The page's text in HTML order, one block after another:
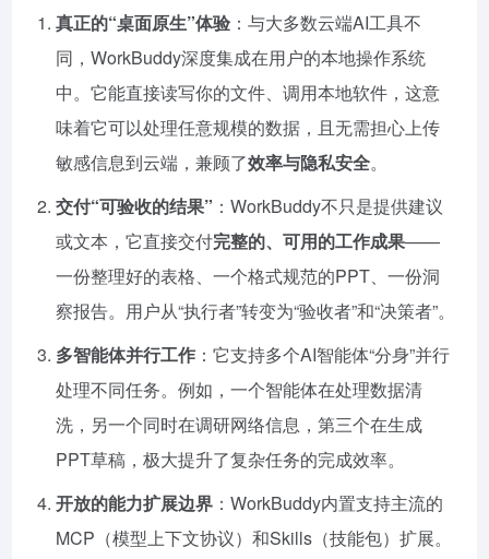
真正的“桌面原生”体验 ：与大多数云端AI工具不
同，WorkBuddy深度集成在用户的本地操作系统
中。它能直接读写你的文件、调用本地软件，这意
味着它可以处理任意规模的数据，且无需担心上传
敏感信息到云端，兼顾了效率与隐私安全。
交付“可验收的结果” ：WorkBuddy不只是提供建议
或文本，它直接交付完整的、可用的工作成果——
一份整理好的表格、一个格式规范的PPT、一份洞
察报告。用户从“执行者”转变为“验收者”和“决策者”。
多智能体并行工作 ：它支持多个AI智能体“分身”并行
处理不同任务。例如，一个智能体在处理数据清
洗，另一个同时在调研网络信息，第三个在生成
PPT草稿，极大提升了复杂任务的完成效率。
开放的能力扩展边界 ：WorkBuddy内置支持主流的
MCP（模型上下文协议）和Skills（技能包）扩展。